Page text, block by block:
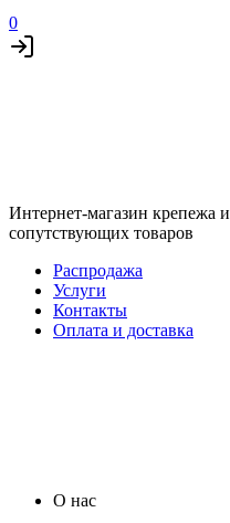
0
Интернет-магазин крепежа и
сопутствующих товаров
Распродажа
Услуги
Контакты
Оплата и доставка
О нас